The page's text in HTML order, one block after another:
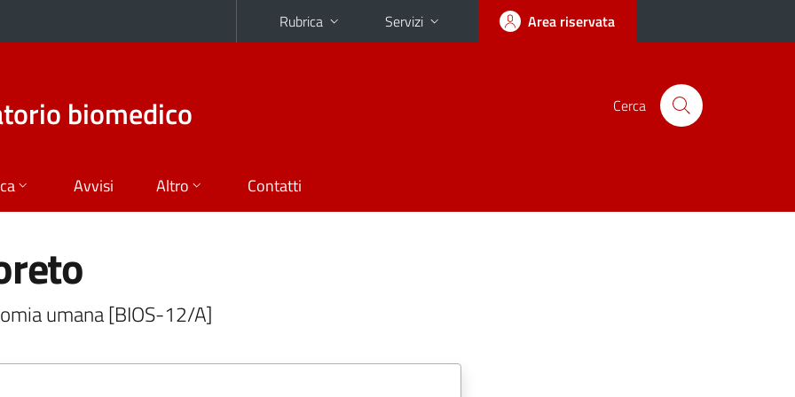
Rubrica Servizi Area riservata
biomedico Cerca
Avvisi Altro Contatti
umana [BIOS-12/A]